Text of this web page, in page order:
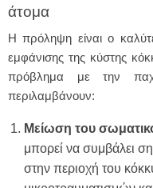
άτομα
Η πρόληψη είναι ο
εμφάνισης της κύστης
πρόβλημα με την
περιλαμβάνουν:
Μείωση του
μπορεί να συμβάλει
στην περιοχή του